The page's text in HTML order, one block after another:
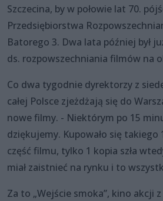
Szczecina, by w połowie lat 70.
Przedsiębiorstwa
Batorego 3. Dwa lata później był
ds. rozpowszechniania filmów na
Co dwa tygodnie dyrektorzy z
całej Polsce zjeżdżają się do
nowe filmy. - Niektórym po 15
dziękujemy. Kupowało się takiego
część filmu, tylko 1 kopia szła
miał zaistnieć na rynku i to
Za to „Wejście smoka”, kino akcji